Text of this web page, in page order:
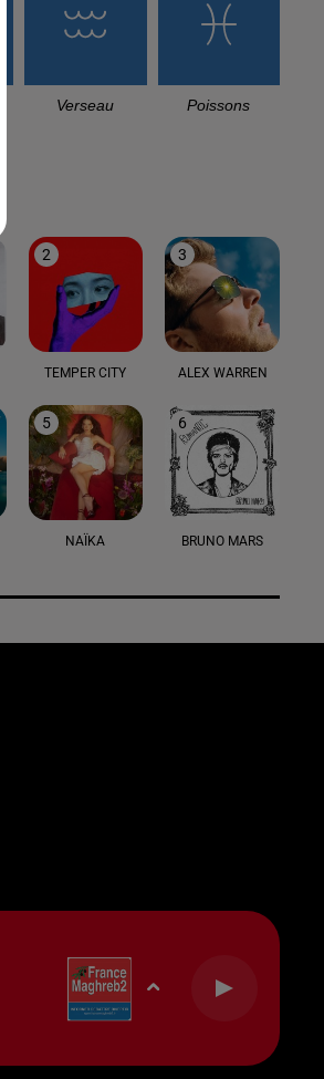
Verseau Poissons
2
TEMPER CITY
3
ALEX WARREN
5
NAÏKA
6
BRUNO MARS